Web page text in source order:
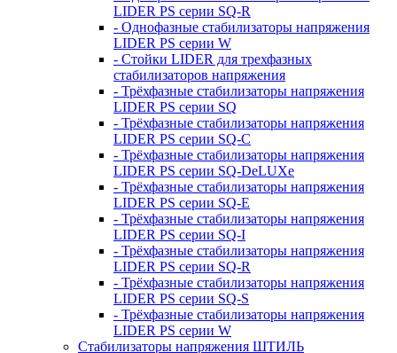
LIDER PS серии SQ-R
- Однофазные стабилизаторы напряжения
LIDER PS серии W
- Стойки LIDER для трехфазных
стабилизаторов напряжения
- Трёхфазные стабилизаторы напряжения
LIDER PS серии SQ
- Трёхфазные стабилизаторы напряжения
LIDER PS серии SQ-C
- Трёхфазные стабилизаторы напряжения
LIDER PS серии SQ-DeLUXe
- Трёхфазные стабилизаторы напряжения
LIDER PS серии SQ-E
- Трёхфазные стабилизаторы напряжения
LIDER PS серии SQ-I
- Трёхфазные стабилизаторы напряжения
LIDER PS серии SQ-R
- Трёхфазные стабилизаторы напряжения
LIDER PS серии SQ-S
- Трёхфазные стабилизаторы напряжения
LIDER PS серии W
Стабилизаторы напряжения ШТИЛЬ